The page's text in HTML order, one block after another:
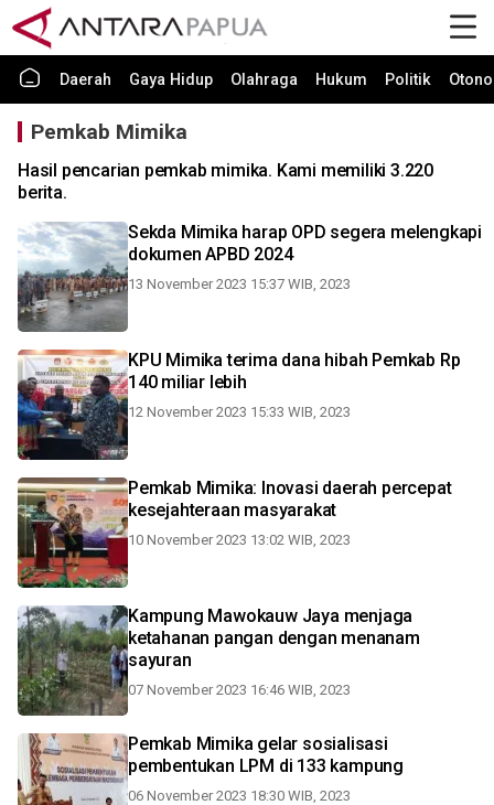
Daerah Gaya Hidup Olahraga Hukum Politik
Pemkab Mimika
Hasil pencarian pemkab mimika. Kami memiliki 3.220
berita.
Sekda Mimika harap OPD segera melengkapi
dokumen APBD 2024
13 November 2023 15:37 WIB, 2023
KPU Mimika terima dana hibah Pemkab Rp
140 miliar lebih
12 November 2023 15:33 WIB, 2023
Pemkab Mimika: Inovasi daerah percepat
kesejahteraan masyarakat
10 November 2023 13:02 WIB, 2023
Kampung Mawokauw Jaya menjaga
ketahanan pangan dengan menanam
sayuran
07 November 2023 16:46 WIB, 2023
Pemkab Mimika gelar sosialisasi
pembentukan LPM di 133 kampung
06 November 2023 18:30 WIB, 2023